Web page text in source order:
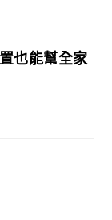
也能幫全家